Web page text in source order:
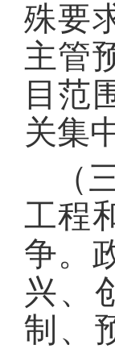
殊要
主管
目范
关集
（
工程
争。
兴、
制、